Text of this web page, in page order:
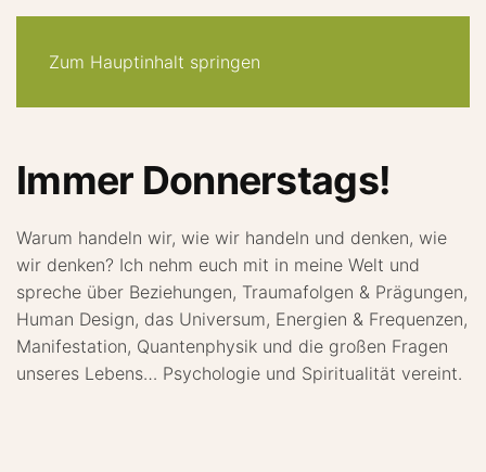
Zum Hauptinhalt springen
Immer Donnerstags!
Warum handeln wir, wie wir handeln und denken, wie
wir denken? Ich nehm euch mit in meine Welt und
spreche über Beziehungen, Traumafolgen & Prägungen,
Human Design, das Universum, Energien & Frequenzen,
Manifestation, Quantenphysik und die großen Fragen
unseres Lebens… Psychologie und Spiritualität vereint.